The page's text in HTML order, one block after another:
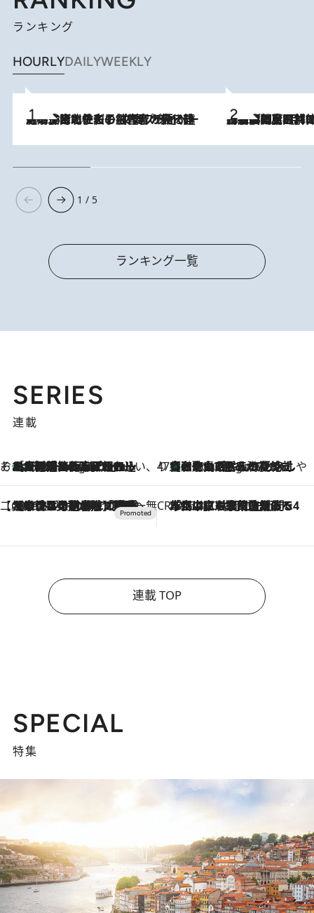
ランキング
HOURLYDAILYWEEKLY
2026.8.3
《「文士の子ども被害者の会」発足！》阿川佐和子（72）が語る遠藤周作に北杜夫、劇作家・矢代静一の子どもたちの“文豪プライベート事件簿” 2026.8.8
「最後に見られてよかった」上野動物園の東園パンダ舎が解体前に特別公開。8月16日まで延長されたパネル展と共に辿る“半世紀”のパンダ飼育《解体工事の図面あり》
1 / 5
ランキング一覧
SERIES
連載
そおだよおこの関西おいしい、おやつ紀行3 Hours Ago
［大阪府箕面市］一皿一皿目の前で仕上げられる、料理を巧みに組み込んだアシェットデセールコース「ミチル アシェット デセール（Michiru assiette dessert）」 47都道府県の手みやげ ひんやりスイーツで夏を満喫
3 Hours Ago
【和歌山県】この夏絶対食べたい 冷やしておいしいおやつ3選 みかんがごろっと丸ごと入ったジュレ
【CREA×星野リゾート】唯一無二。癒しと発見が待つ場所へ
2026.8.7
【トンボの足水浴】ヒノキの香りに包まれて涼感マックス！約13℃の湧水かけ流しを避暑地「星野温泉 トンボの湯」で体験 CREA'S CHOICE
2026.8.7
「立川にも歌舞伎があるんだよ」 片岡仁左衛門・市川中車ら豪華座組みで4年目の立川立飛歌舞伎へ
連載 TOP
SPECIAL
特集